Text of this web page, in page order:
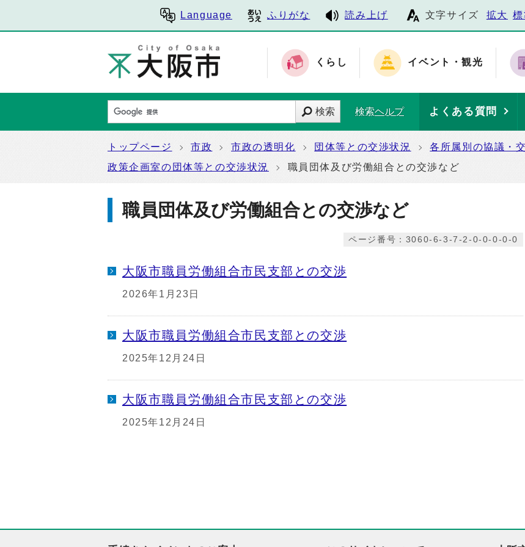
Language ふりがな 読み上げ 文字サイズ 拡大 標
くらし イベント・観光
検索 検索ヘルプ よくある質問
トップページ 市政 市政の透明化 団体等との交渉状況
各所属別の協議・
政策企画室の団体等との交渉状況
職員団体及び労働組合との交渉など
職員団体及び労働組合との交渉など
ページ番号：3060-6-3-7-2-0-0-0-0-0
大阪市職員労働組合市民支部との交渉
2026年1月23日
大阪市職員労働組合市民支部との交渉
2025年12月24日
大阪市職員労働組合市民支部との交渉
2025年12月24日